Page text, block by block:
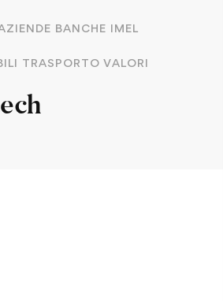
BANCHE IMEL
TRASPORTO VALORI